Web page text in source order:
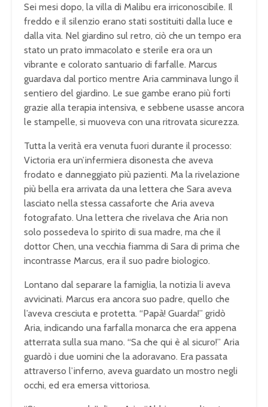
Sei mesi dopo, la villa di Malibu era irriconoscibile. Il
freddo e il silenzio erano stati sostituiti dalla luce e
dalla vita. Nel giardino sul retro, ciò che un tempo era
stato un prato immacolato e sterile era ora un
vibrante e colorato santuario di farfalle. Marcus
guardava dal portico mentre Aria camminava lungo il
sentiero del giardino. Le sue gambe erano più forti
grazie alla terapia intensiva, e sebbene usasse ancora
le stampelle, si muoveva con una ritrovata sicurezza.
Tutta la verità era venuta fuori durante il processo:
Victoria era un’infermiera disonesta che aveva
frodato e danneggiato più pazienti. Ma la rivelazione
più bella era arrivata da una lettera che Sara aveva
lasciato nella stessa cassaforte che Aria aveva
fotografato. Una lettera che rivelava che Aria non
solo possedeva lo spirito di sua madre, ma che il
dottor Chen, una vecchia fiamma di Sara di prima che
incontrasse Marcus, era il suo padre biologico.
Lontano dal separare la famiglia, la notizia li aveva
avvicinati. Marcus era ancora suo padre, quello che
l’aveva cresciuta e protetta. “Papà! Guarda!” gridò
Aria, indicando una farfalla monarca che era appena
atterrata sulla sua mano. “Sa che qui è al sicuro!” Aria
guardò i due uomini che la adoravano. Era passata
attraverso l’inferno, aveva guardato un mostro negli
occhi, ed era emersa vittoriosa.